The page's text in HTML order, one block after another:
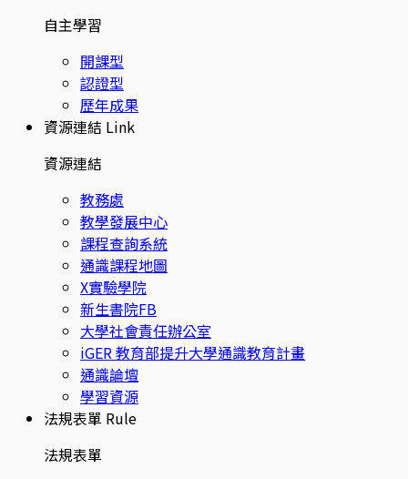
自主學習
開課型
認證型
歷年成果
資源連結 Link
資源連結
教務處
教學發展中心
課程查詢系統
通識課程地圖
X實驗學院
新生書院FB
大學社會責任辦公室
iGER 教育部提升大學通識教育計畫
通識論壇
學習資源
法規表單 Rule
法規表單